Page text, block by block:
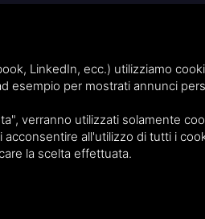
LinkedIn, ecc.) utilizziamo
esempio per mostrati annunci
verranno utilizzati solamente
all'utilizzo di tutti i
la scelta effettuata.